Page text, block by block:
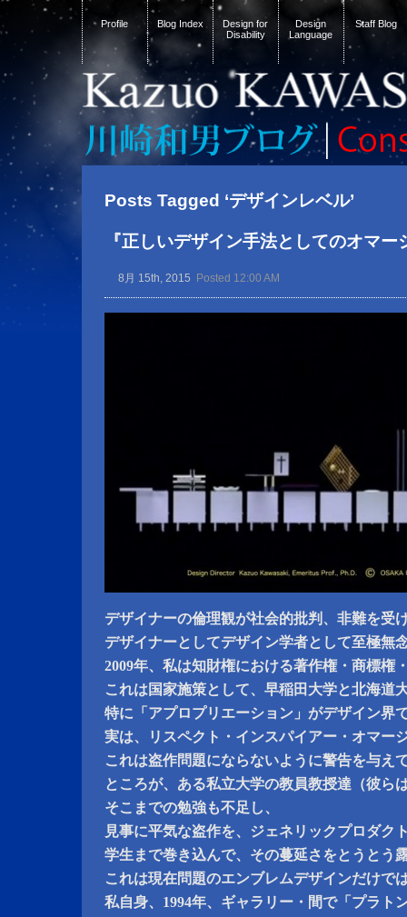
Profile Blog Index
Design for
Disability
Design
Language
Staff Blog
Posts Tagged ‘デザインレベル’
『正しいデザイン手法としてのオマ
8月 15th, 2015 Posted 12:00 AM
デザイナーの倫理観が社会的批判、非難を受
デザイナーとしてデザイン学者として至極無
2009年、私は知財権における著作権・商標権
これは国家施策として、早稲田大学と北海道
特に「アプロプリエーション」がデザイン界
実は、リスペクト・インスパイアー・オマー
これは盗作問題にならないように警告を与え
ところが、ある私立大学の教員教授達（彼ら
そこまでの勉強も不足し、
見事に平気な盗作を、ジェネリックプロダク
学生まで巻き込んで、その蔓延さをとうとう
これは現在問題のエンブレムデザインだけで
私自身、1994年、ギャラリー・間で「プラト